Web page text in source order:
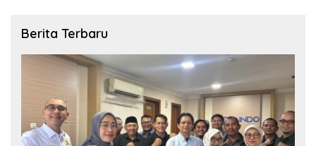
Berita Terbaru